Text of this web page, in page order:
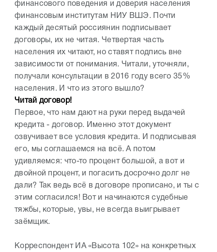
финансового поведения и доверия населения
финансовым институтам НИУ ВШЭ. Почти
каждый десятый россиянин подписывает
договоры, их не читая. Четвертая часть
населения их читают, но ставят подпись вне
зависимости от понимания. Читали, уточняли,
получали консультации в 2016 году всего 35%
населения. И что из этого вышло?
Читай договор!
Первое, что нам дают на руки перед выдачей
кредита - договор. Именно этот документ
озвучивает все условия кредита. И подписывая
его, мы соглашаемся на всё. А потом
удивляемся: что-то процент большой, а вот и
двойной процент, и погасить досрочно долг не
дали? Так ведь всё в договоре прописано, и ты с
этим согласился! Вот и начинаются судебные
тяжбы, которые, увы, не всегда выигрывает
заёмщик.
Корреспондент ИА «Высота 102» на конкретных